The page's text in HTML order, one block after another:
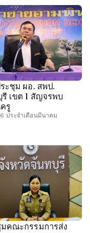
ะชุม ผอ. สพป.
เขต 1 สัญจรพบ
รู
ประจำเดือนมีนาคม
คณะกรรมการส่ง